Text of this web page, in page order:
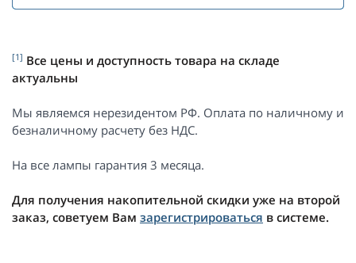
[1] Все цены и доступность товара на складе
актуальны
Мы являемся нерезидентом РФ. Оплата по наличному и
безналичному расчету без НДС.
На все лампы гарантия 3 месяца.
Для получения накопительной скидки уже на второй
заказ, советуем Вам зарегистрироваться в системе.